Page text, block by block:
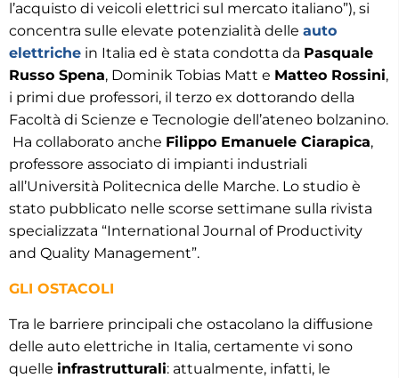
l’acquisto di veicoli elettrici sul mercato italiano”), si
concentra sulle elevate potenzialità delle auto
elettriche in Italia ed è stata condotta da Pasquale
Russo Spena, Dominik Tobias Matt e Matteo Rossini,
i primi due professori, il terzo ex dottorando della
Facoltà di Scienze e Tecnologie dell’ateneo bolzanino.
Ha collaborato anche Filippo Emanuele Ciarapica,
professore associato di impianti industriali
all’Università Politecnica delle Marche. Lo studio è
stato pubblicato nelle scorse settimane sulla rivista
specializzata “International Journal of Productivity
and Quality Management”.
GLI OSTACOLI
Tra le barriere principali che ostacolano la diffusione
delle auto elettriche in Italia, certamente vi sono
quelle infrastrutturali: attualmente, infatti, le